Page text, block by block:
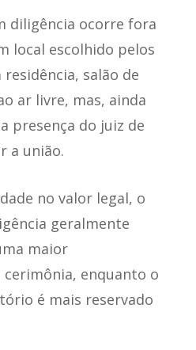
diligência ocorre fora
local escolhido pelos
salão de
ar livre, mas, ainda
presença do juiz de
a união.
no valor legal, o
geralmente
maior
cerimônia, enquanto o
é mais reservado